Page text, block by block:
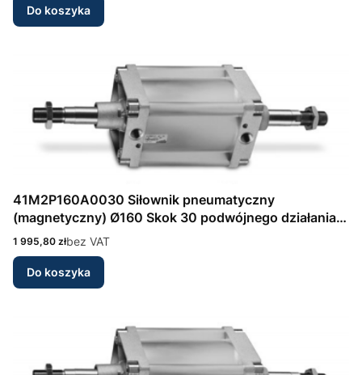
Do koszyka
41M2P160A0030 Siłownik pneumatyczny
(magnetyczny) Ø160 Skok 30 podwójnego działania,
amortyzacja przód/tył Seria 41 wg DIN/ISO 6431
Camozzi
Cena
1 995,80 złbez VAT
Do koszyka